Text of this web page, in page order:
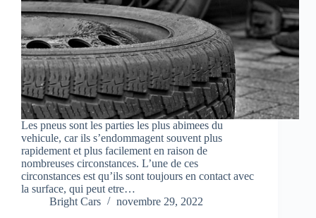
Les pneus sont les parties les plus abimees du
vehicule, car ils s’endommagent souvent plus
rapidement et plus facilement en raison de
nombreuses circonstances. L’une de ces
circonstances est qu’ils sont toujours en contact avec
la surface, qui peut etre…
Bright Cars
novembre 29, 2022